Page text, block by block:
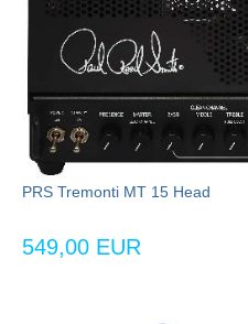
PRS Tremonti MT 15 Head
549,00 EUR